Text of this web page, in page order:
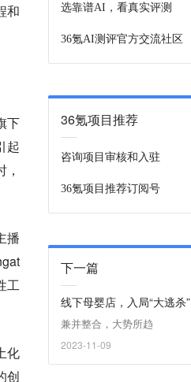
和
下
起
播
工
化
创
选靠谱AI，看真实评测
36氪AI测评官方交流社区
36氪项目推荐
咨询项目审核和入驻
36氪项目推荐订阅号
下一篇
线下母婴店，入局“大逃杀”
兼并整合，大势所趋
2023-11-09